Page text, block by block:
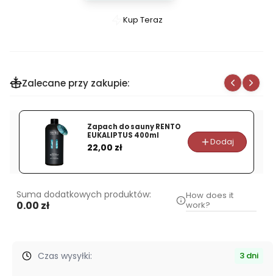
Szybki
sauny
EMENDO
Eukaliptusowe
Kup Teraz
Zalecane przy zakupie:
Zapach do sauny RENTO
EUKALIPTUS 400ml
Cena
22,00 zł Dodaj
Suma dodatkowych produktów:
0.00 zł
How does it
work?
Czas wysyłki: 3 dni